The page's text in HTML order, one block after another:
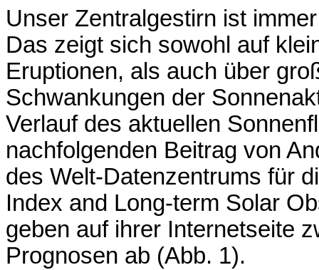
Unser Zentralgestirn ist
Das zeigt sich sowohl auf
Eruptionen, als auch über
Schwankungen der
Verlauf des aktuellen
nachfolgenden Beitrag von
des Welt-Datenzentrums für
Index and Long-term Solar
geben auf ihrer Internetseite
Prognosen ab (Abb. 1).